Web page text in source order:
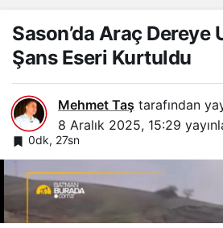
Sason’da Araç Dereye
Şans Eseri Kurtuldu
Mehmet Taş tarafından
8 Aralık 2025, 15:29
0dk, 27sn